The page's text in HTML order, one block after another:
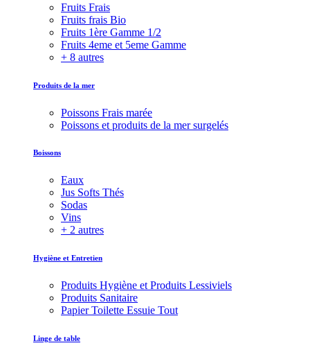
Fruits Frais
Fruits frais Bio
Fruits 1ère Gamme 1/2
Fruits 4eme et 5eme Gamme
+ 8 autres
Produits de la mer
Poissons Frais marée
Poissons et produits de la mer surgelés
Boissons
Eaux
Jus Softs Thés
Sodas
Vins
+ 2 autres
Hygiène et Entretien
Produits Hygiène et Produits Lessiviels
Produits Sanitaire
Papier Toilette Essuie Tout
Linge de table